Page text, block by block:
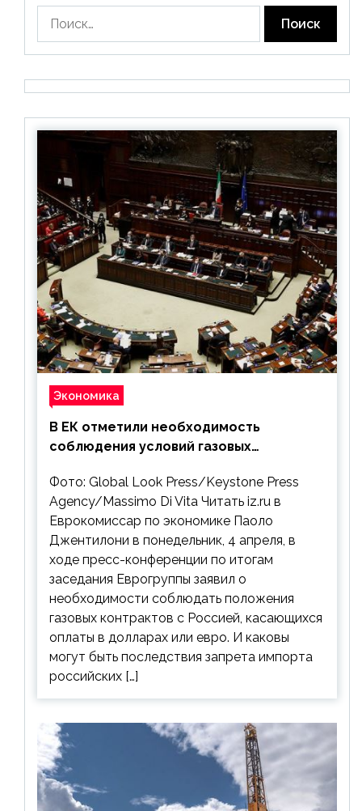
Экономика
В ЕК отметили необходимость
соблюдения условий газовых
Фото: Global Look Press/Keystone Press
Agency/Massimo Di Vita Читать iz.ru в
Еврокомиссар по экономике Паоло
Джентилони в понедельник, 4 апреля, в
ходе пресс-конференции по итогам
заседания Еврогруппы заявил о
необходимости соблюдать положения
газовых контрактов с Россией, касающихся
оплаты в долларах или евро. И каковы
могут быть последствия запрета импорта
российских […]